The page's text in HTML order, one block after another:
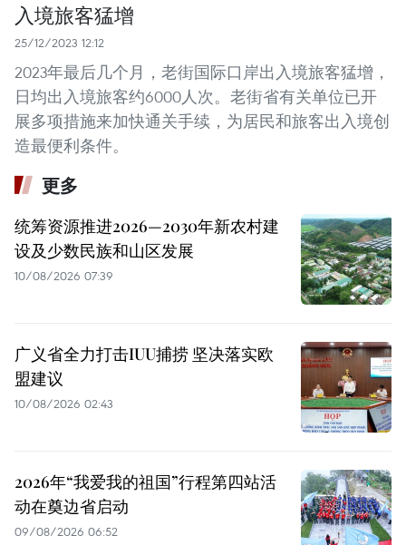
入境旅客猛增
25/12/2023 12:12
2023年最后几个月，老街国际口岸出入境旅客猛增，
日均出入境旅客约6000人次。老街省有关单位已开
展多项措施来加快通关手续，为居民和旅客出入境创
造最便利条件。
更多
统筹资源推进2026—2030年新农村建
设及少数民族和山区发展
10/08/2026 07:39
广义省全力打击IUU捕捞 坚决落实欧
盟建议
10/08/2026 02:43
2026年“我爱我的祖国”行程第四站活
动在奠边省启动
09/08/2026 06:52